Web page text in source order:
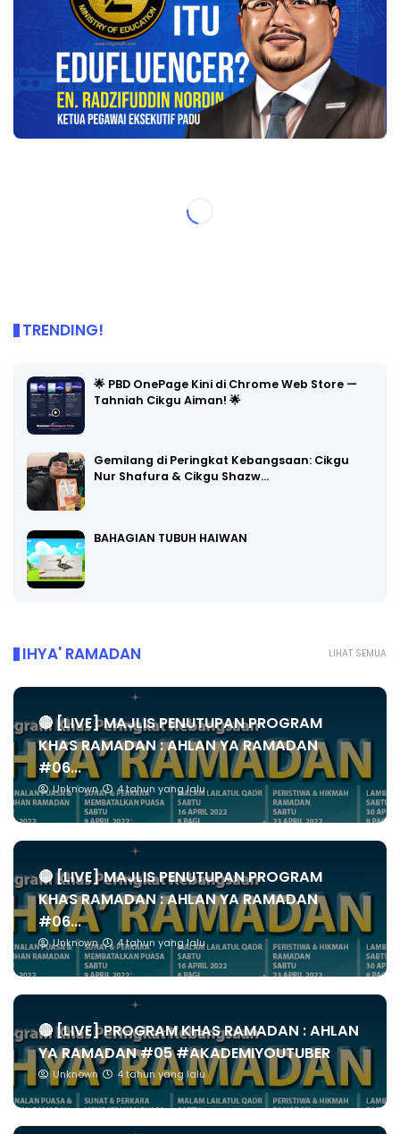
TRENDING!
🌟 PBD OnePage Kini di Chrome Web Store —
Tahniah Cikgu Aiman! 🌟
Gemilang di Peringkat Kebangsaan: Cikgu
Nur Shafura & Cikgu Shazw…
BAHAGIAN TUBUH HAIWAN
LIHAT SEMUA
IHYA' RAMADAN
🔴 [LIVE] MAJLIS PENUTUPAN PROGRAM
KHAS RAMADAN : AHLAN YA RAMADAN
#06...
Unknown 4 tahun yang lalu
🔴 [LIVE] MAJLIS PENUTUPAN PROGRAM
KHAS RAMADAN : AHLAN YA RAMADAN
#06...
Unknown 4 tahun yang lalu
🔴 [LIVE] PROGRAM KHAS RAMADAN : AHLAN
YA RAMADAN #05 #AKADEMIYOUTUBER
Unknown 4 tahun yang lalu